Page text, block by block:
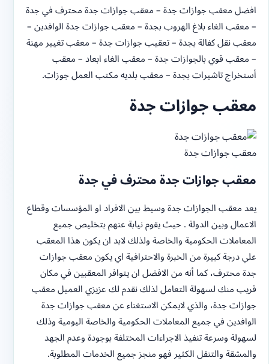
افضل معقب جوازات جدة – معقب جوازات جدة محترف في جدة
– معقب الغاء بلاغ الهروب بجدة – معقب جوازات جدة الوافدين –
معقب نقل كفالة بجدة – تعقيب جوازات جدة – معقب تغيير مهنة
– معقب قوي بالجوازات جدة – معقب الغاء ابعاد – معقب
أستخراج تاشيرات بجدة – معقب بلديه مكتب العمل جوزات.
معقب جوازات جدة
معقب جوازات جدة
معقب جوازات جدة محترف في جدة
يعد معقب الجوازات جدة وسيط بين الافراد او المؤسسات وقطاع
الاعمال وبين الدولة . حيث يقوم نيابة عنهم بتخليص جميع
المعاملات الحكومية والخاصة ولذلك لابد ان يكون هذا المعقب
علي درجة كبيرة من الخبرة والاحترافية اي يكون معقب جوازات
جدة محترف، كما أنه من الافضل ان يتوافر المعقبين في مكان
قريب منك لسهولة التعامل لذلك نقدم لك عزيزي العميل معقب
جوازات جدة، والذي لايمكن الاستغناء عن معقب جوازات جدة
الوافدين في جميع المعاملات الحكومية والخاصة اليومية وذلك
لسهولة وسرعة تنفيذ الاجراءات المختلفة بوجودة وعدم الجهد
والمشقة والتنقل الكثير فهو منجز جميع الخدمات المطلوبة.